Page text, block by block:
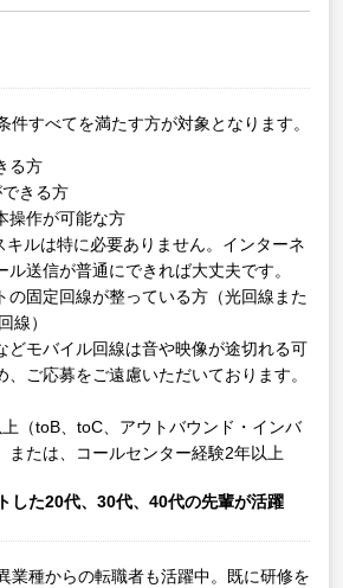
件すべてを満たす方が対象となります。
る方
きる方
操作が可能な方
キルは特に必要ありません。インターネ
ル送信が普通にできれば大丈夫です。
の固定回線が整っている方（光回線また
線）
どモバイル回線は音や映像が途切れる可
、ご応募をご遠慮いただいております。
（toB、toC、アウトバウンド・インバ
または、コールセンター経験2年以上
した20代、30代、40代の先輩が活躍
業種からの転職者も活躍中。既に研修を